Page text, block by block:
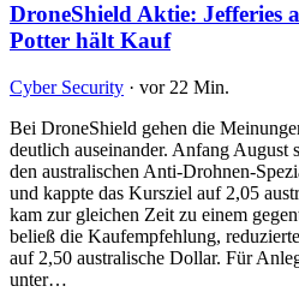
DroneShield Aktie: Jefferies
Potter hält Kauf
Cyber Security · vor 22 Min.
Bei DroneShield gehen die
deutlich auseinander. Anfang August
den australischen Anti-Drohnen-
und kappte das Kursziel auf 2,05
kam zur gleichen Zeit zu einem
beließ die Kaufempfehlung,
auf 2,50 australische Dollar. Für
unter…